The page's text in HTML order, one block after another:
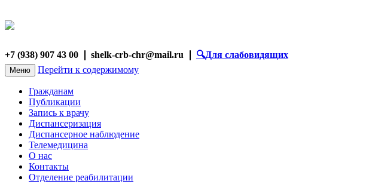
+7 (938) 907 43 00 ❘ shelk-crb-chr@mail.ru ❘ 🔍︎Для слабовидящих
Меню Перейти к содержимому
Гражданам
Публикации
Запись к врачу
Диспансеризация
Диспансерное наблюдение
Телемедицина
О нас
Контакты
Отделение реабилитации